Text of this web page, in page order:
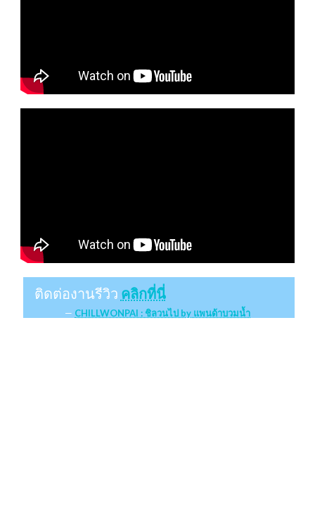
ติดต่องานรีวิว คลิกที่นี่
CHILLWONPAI : ชิลวนไป by แพนด้าบวมน้ำ